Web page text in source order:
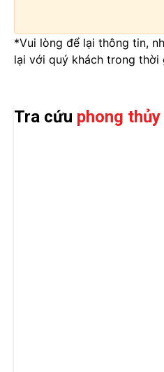
*Vui lòng để lại thông tin,
lại với quý khách trong thời
Tra cứu phong thủy